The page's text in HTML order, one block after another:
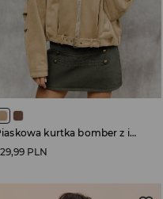
Piaskowa kurtka bomber z imitacji zamszu
PLN